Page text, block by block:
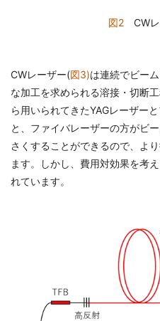
図2CWレ
CWレーザー(図3)は連続でビー
な加工を求められる溶接・切断
ら用いられてきたYAGレーザー
と、ファイバレーザーの方がビ
さくすることができるので、よ
ます。しかし、費用対効果を考
れています。